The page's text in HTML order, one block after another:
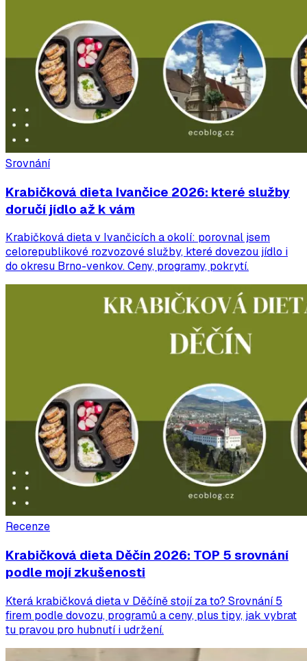
Srovnání
Krabičková dieta Ivančice 2026: které služby
doručí jídlo až k vám
Krabičková dieta v Ivančicích a okolí: porovnal jsem
celorepublikové rozvozové služby, které dovezou jídlo i
do okresu Brno-venkov. Ceny, programy, pokrytí.
Recenze
Krabičková dieta Děčín 2026: TOP 5 srovnání
podle mojí zkušenosti
Která krabičková dieta v Děčíně stojí za to? Srovnání 5
firem podle dovozu, programů a ceny, plus tipy, jak vybrat
tu pravou pro hubnutí i udržení.